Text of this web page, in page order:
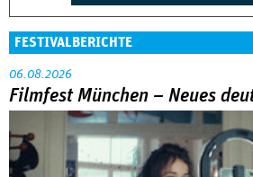
FESTIVALBERICHTE
06.08.2026
Filmfest München – Neues